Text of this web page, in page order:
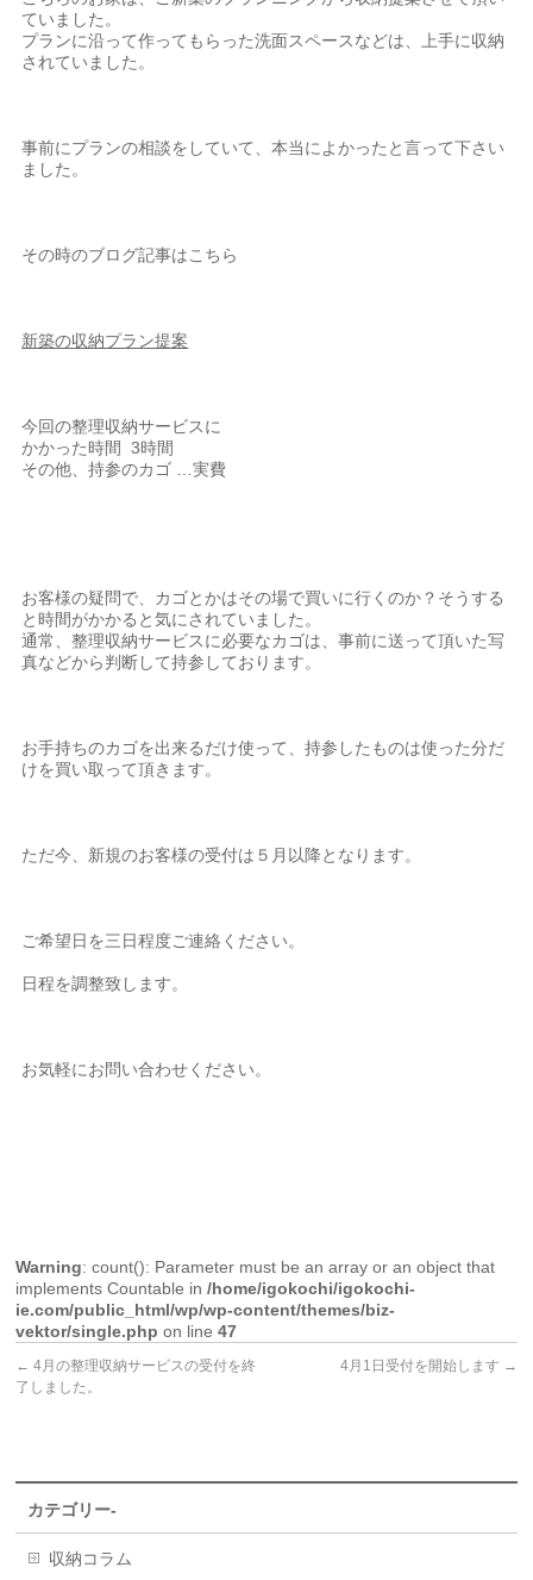
ていました。
プランに沿って作ってもらった洗面スペースなどは、上手に収納
されていました。
事前にプランの相談をしていて、本当によかったと言って下さい
ました。
その時のブログ記事はこちら
新築の収納プラン提案
今回の整理収納サービスに
かかった時間 3時間
その他、持参のカゴ …実費
お客様の疑問で、カゴとかはその場で買いに行くのか？そうする
と時間がかかると気にされていました。
通常、整理収納サービスに必要なカゴは、事前に送って頂いた写
真などから判断して持参しております。
お手持ちのカゴを出来るだけ使って、持参したものは使った分だ
けを買い取って頂きます。
ただ今、新規のお客様の受付は５月以降となります。
ご希望日を三日程度ご連絡ください。
日程を調整致します。
お気軽にお問い合わせください。
Warning: count(): Parameter must be an array or an object that
implements Countable in/home/igokochi/igokochi-
ie.com/public_html/wp/wp-content/themes/biz-
vektor/single.php on line47
← 4月の整理収納サービスの受付を終
了しました。
4月1日受付を開始します →
カテゴリー-
収納コラム